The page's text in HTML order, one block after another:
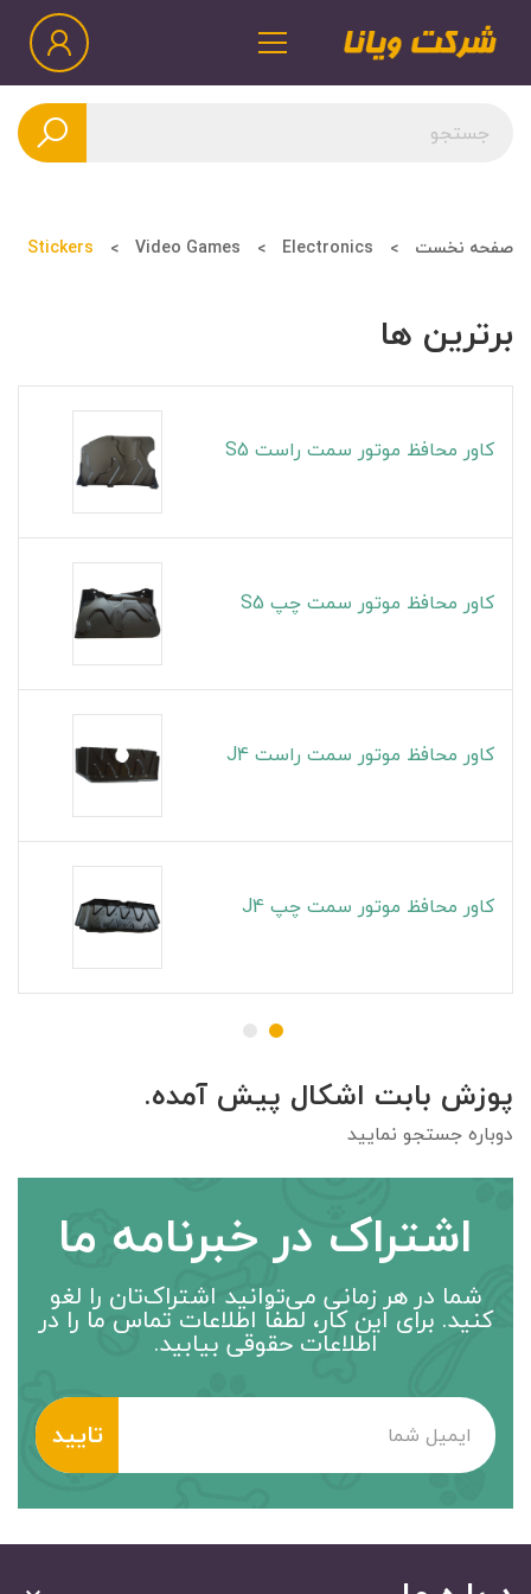
صفحه نخست Electronics
Video Games
Stickers
برترین ها
کاور محافظ موتور سمت راست S5
کاور محافظ موتور سمت چپ S5
کاور محافظ موتور سمت راست J4
کاور محافظ موتور سمت چپ J4
پوزش بابت اشکال پیش آمده.
دوباره جستجو نمایید
اشتراک در خبرنامه ما
شما در هر زمانی می‌توانید اشتراک‌تان را لغو
کنید. برای این کار، لطفاً اطلاعات تماس ما را در
اطلاعات حقوقی بیابید.